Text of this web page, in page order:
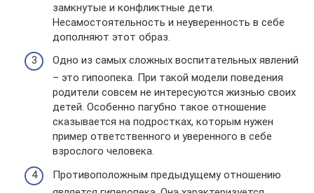
замкнутые и конфликтные дети.
Несамостоятельность и неуверенность в себе
дополняют этот образ.
Одно из самых сложных воспитательных явлений
– это гипоопека. При такой модели поведения
родители совсем не интересуются жизнью своих
детей. Особенно пагубно такое отношение
сказывается на подростках, которым нужен
пример ответственного и уверенного в себе
взрослого человека.
Противоположным предыдущему отношению